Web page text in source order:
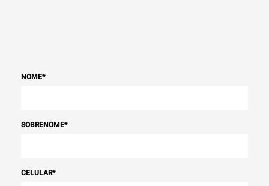
NOME*
SOBRENOME*
CELULAR*